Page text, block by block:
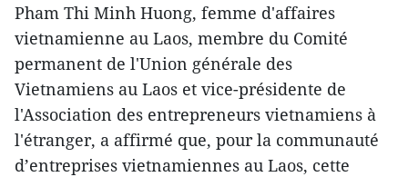
Pham Thi Minh Huong, femme d'affaires
vietnamienne au Laos, membre du Comité
permanent de l'Union générale des
Vietnamiens au Laos et vice-présidente de
l'Association des entrepreneurs vietnamiens à
l'étranger, a affirmé que, pour la communauté
d’entreprises vietnamiennes au Laos, cette